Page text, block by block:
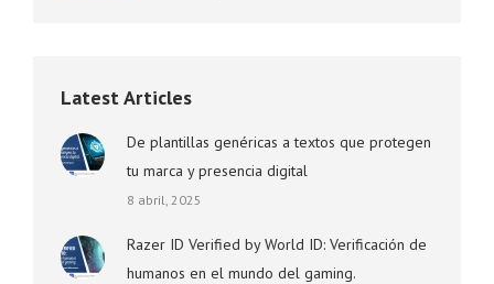
Latest Articles
De plantillas genéricas a textos que protegen
tu marca y presencia digital
8 abril, 2025
Razer ID Verified by World ID: Verificación de
humanos en el mundo del gaming.